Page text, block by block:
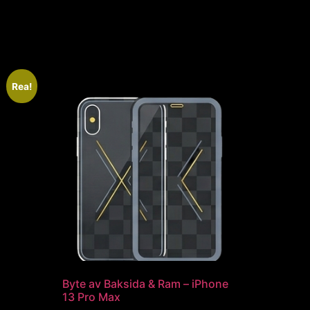
Rea!
Byte av Baksida & Ram – iPhone
13 Pro Max